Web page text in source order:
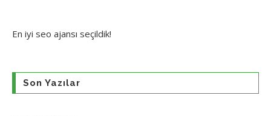
En iyi seo ajansı seçildik!
Son Yazılar